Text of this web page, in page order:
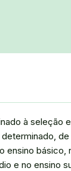
à seleção
de
ensino básico,
e no ensino